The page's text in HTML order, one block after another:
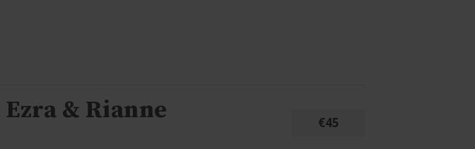
& Rianne €45